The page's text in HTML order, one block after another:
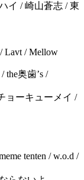
イ / 崎山蒼志 / 東
Lavt / Mellow
the奥歯’s /
ョーキューメイ /
tenten / w.o.d /